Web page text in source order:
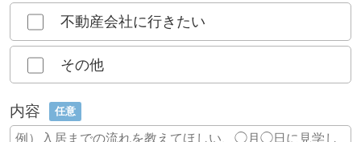
不動産会社に行きたい
その他
内容 任意